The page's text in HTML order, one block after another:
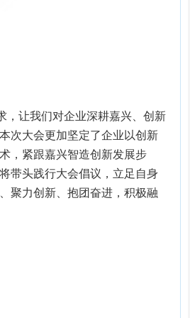
，让我们对企业深耕嘉兴、创新
次大会更加坚定了企业以创新
，紧跟嘉兴智造创新发展步
带头践行大会倡议，立足自身
聚力创新、抱团奋进，积极融